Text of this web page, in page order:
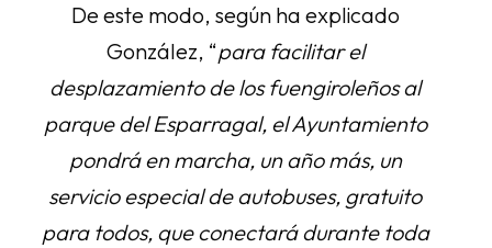
De este modo, según ha explicado
González, “para facilitar el
desplazamiento de los fuengiroleños al
parque del Esparragal, el Ayuntamiento
pondrá en marcha, un año más, un
servicio especial de autobuses, gratuito
para todos, que conectará durante toda